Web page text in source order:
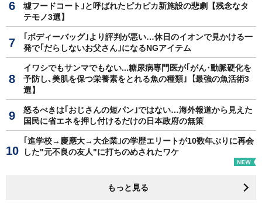
墟フードコート｣と呼ばれたピカピカ新施設の悲劇【残念なタ
テモノ3選】
｢ボディーバッグ｣より評判が悪い…休日のイオンで見かける一
発で｢だらしないお父さん｣になるNGアイテム
イワシでもサンマでもない...糖尿病専門医が｢がん･動脈硬化を
予防し､美肌を保つ栄養素をとれる魚の種類｣【最強の魚活術3
選】
怒るべきは｢おじさんの短パン｣ではない…海外報道から見えた
国民に省エネを押し付けるだけの日本政府の無策
｢進学校→慶應大→大企業｣の学歴エリートが10数年ぶりに再会
した"元不良の友人"に打ちのめされたワケ
もっと見る